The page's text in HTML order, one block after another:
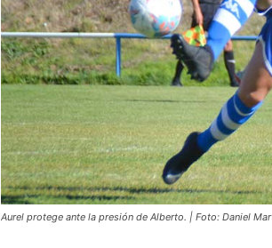
Aurel protege ante la presión de Alberto. | Foto: Daniel